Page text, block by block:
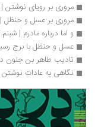
مروری بر رویای نوشتن
مروری بر عسل و حنظل |
و اما درباره مادرم |
عسل و حنظل با برج
تادیب طاهر بن جلون
نگاهی به عادات